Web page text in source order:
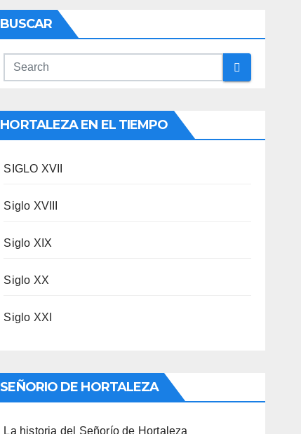
BUSCAR
HORTALEZA EN EL TIEMPO
SIGLO XVII
Siglo XVIII
Siglo XIX
Siglo XX
Siglo XXI
SEÑORIO DE HORTALEZA
La historia del Señorío de Hortaleza